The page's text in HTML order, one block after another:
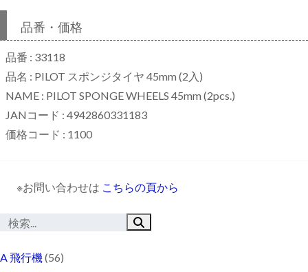
品番・価格
品番 : 33118
品名 : PILOT スポンジタイヤ 45mm (2入)
NAME : PILOT SPONGE WHEELS 45mm (2pcs.)
JANコード : 4942860331183
価格コード : 1100
※お問い合わせは こちらの頁から
A 飛行機(56)